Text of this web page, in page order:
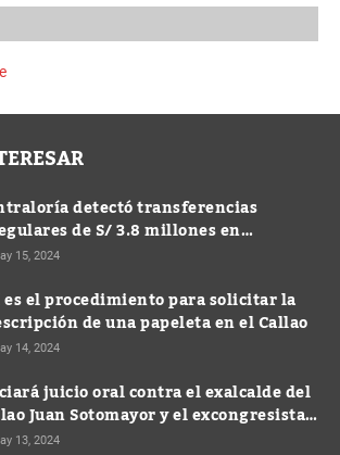
detectó transferencias
de S/ 3.8 millones en
de Ventanilla durante
15, 2024
es el procedimiento para solicitar la
de una papeleta en el Callao
14, 2024
juicio oral contra el exalcalde del
Juan Sotomayor y el excongresista
Albrecht
13, 2024